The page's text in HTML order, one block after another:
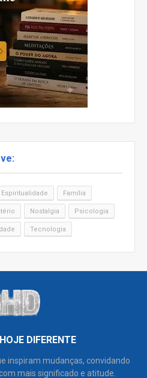
Espiritualidade Família
Nostalgia Psicologia
Tecnologia
DIFERENTE
inspiram mudanças, convidando
mais significado e atitude.